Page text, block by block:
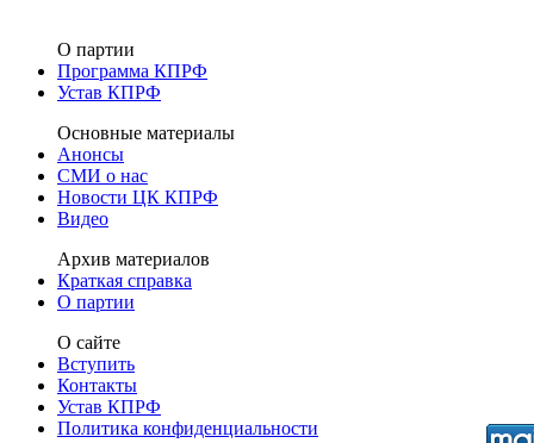
О партии
Программа КПРФ
Устав КПРФ
Основные материалы
Анонсы
СМИ о нас
Новости ЦК КПРФ
Видео
Архив материалов
Краткая справка
О партии
О сайте
Вступить
Контакты
Устав КПРФ
Политика конфиденциальности